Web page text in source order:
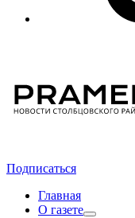
Подписаться
Главная
О газете